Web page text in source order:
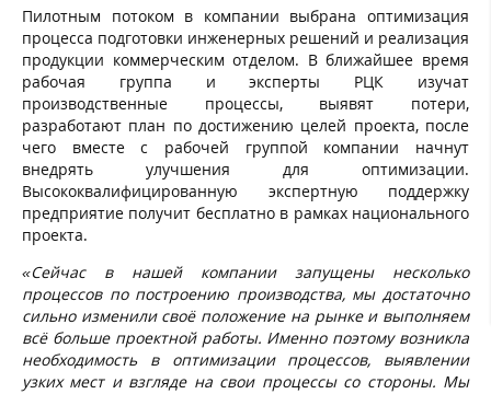
Пилотным потоком в компании выбрана оптимизация
процесса подготовки инженерных решений и реализация
продукции коммерческим отделом. В ближайшее время
рабочая группа и эксперты РЦК изучат
производственные процессы, выявят потери,
разработают план по достижению целей проекта, после
чего вместе с рабочей группой компании начнут
внедрять улучшения для оптимизации.
Высококвалифицированную экспертную поддержку
предприятие получит бесплатно в рамках национального
проекта.
«Сейчас в нашей компании запущены несколько
процессов по построению производства, мы достаточно
сильно изменили своё положение на рынке и выполняем
всё больше проектной работы. Именно поэтому возникла
необходимость в оптимизации процессов, выявлении
узких мест и взгляде на свои процессы со стороны. Мы